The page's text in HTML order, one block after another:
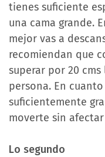
tienes suficiente
una cama grande.
mejor vas a
recomiendan que
superar por 20
persona. En
suficientemente
moverte sin
Lo segundo